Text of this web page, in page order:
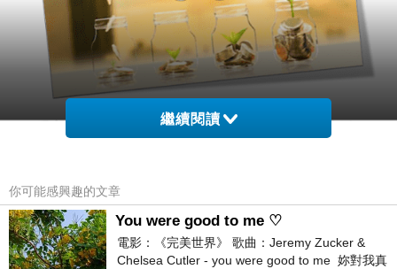
繼續閱讀
你可能感興趣的文章
You were good to me ♡
電影：《完美世界》 歌曲：Jeremy Zucker &
Chelsea Cutler - you were good to me 妳對我真